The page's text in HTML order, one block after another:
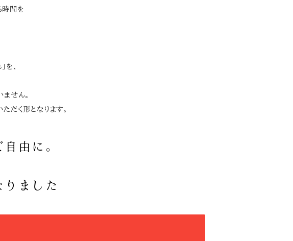
時間を
を、
せん。
だく形となります。
由に。
ました